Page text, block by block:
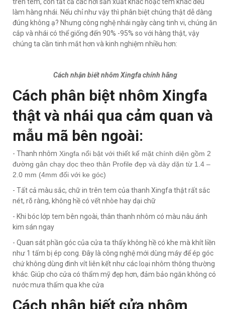
trên tem, còn tất cả các nơi sản xuất khác hoặc tem khác đều
làm hàng nhái. Nếu chỉ như vậy thì phân biệt chúng thật dễ dàng
đúng không ạ? Nhưng công nghệ nhái ngày càng tinh vi, chúng ăn
cắp và nhái có thể giống đến 90% -95% so với hàng thật, vậy
chúng ta cần tinh mắt hơn và kinh nghiệm nhiều hơn:
Cách nhận biết nhôm Xingfa chính hãng
Cách phân biệt nhôm Xingfa
thật và nhái qua cảm quan và
mẫu mã bên ngoài:
- Thanh nhôm Xingfa nổi bật với thiết kế mặt chính diện gồm 2
đường gân chạy dọc theo thân Profile đẹp và dày dặn từ 1.4 –
2.0 mm (4mm đối với ke góc)
- Tất cả màu sắc, chữ in trên tem của thanh Xingfa thật rất sắc
nét, rõ ràng, không hề có vết nhòe hay dại chữ
- Khi bóc lớp tem bên ngoài, thân thanh nhôm có màu nâu ánh
kim sán ngay
- Quan sát phần góc của cửa ta thấy không hề có khe mà khít liền
như 1 tấm bị ép cong. Đây là công nghệ mới dùng máy để ép góc
chứ không dùng đinh vít liên kết như các loại nhôm thông thường
khác. Giúp cho cửa có thẩm mỹ đẹp hơn, đảm bảo ngăn không có
nước mưa thấm qua khe cửa
Cách nhận biết cửa nhôm